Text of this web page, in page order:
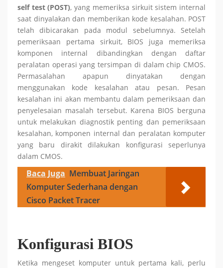
self test (POST), yang memeriksa sirkuit sistem internal
saat dinyalakan dan memberikan kode kesalahan. POST
telah dibicarakan pada modul sebelumnya. Setelah
pemeriksaan pertama sirkuit, BIOS juga memeriksa
komponen internal dibandingkan dengan daftar
peralatan operasi yang tersimpan di dalam chip CMOS.
Permasalahan apapun dinyatakan dengan
menggunakan kode kesalahan atau pesan. Pesan
kesalahan ini akan membantu dalam pemeriksaan dan
penyelesaian masalah tersebut. Karena BIOS berguna
untuk melakukan diagnostik penting dan pemeriksaan
kesalahan, komponen internal dan peralatan komputer
yang baru dirakit dilakukan konfigurasi seperlunya
dalam CMOS.
Baca Juga Membuat Jaringan
Komputer Sederhana dengan
Cisco Packet Tracer
Konfigurasi BIOS
Ketika mengeset komputer untuk pertama kali, perlu